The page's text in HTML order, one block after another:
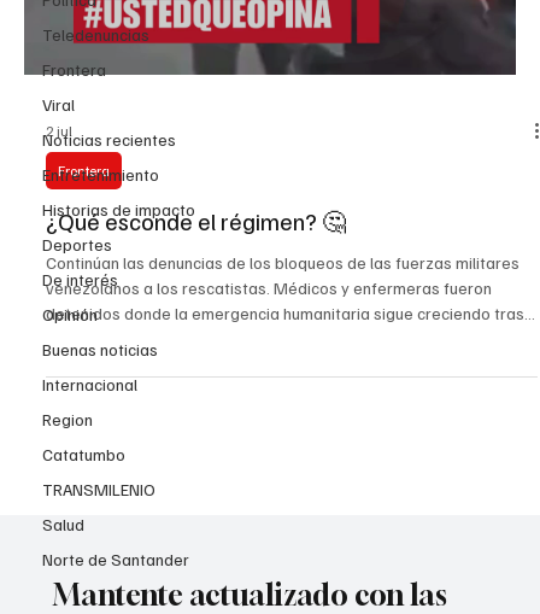
Teledenuncias
Frontera
Viral
Noticias recientes
Entretenimiento
Historias de impacto
Deportes
De interés
Opinión
Buenas noticias
Internacional
Region
Catatumbo
TRANSMILENIO
Salud
Norte de Santander
2 jul
Frontera
¿Qué esconde el régimen? 🤔
Continúan las denuncias de los bloqueos de las fuerzas militares
venezolanos a los rescatistas. Médicos y enfermeras fueron
detenidos donde la emergencia humanitaria sigue creciendo tras
acceso para rescatistas y garantías para médicos, enfermeras y
voluntarios. #Venezuela #LaGuaira #EmergenciaHumanitaria
Mantente actualizado con las